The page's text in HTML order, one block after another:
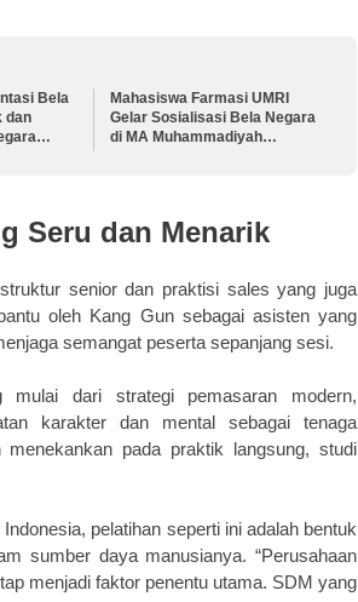
Bela
dan
Mahasiswa Farmasi UMRI
Gelar Sosialisasi Bela Negara
di MA Muhammadiyah
Seru dan Menarik
senior dan praktisi sales yang juga
oleh Kang Gun sebagai asisten yang
semangat peserta sepanjang sesi.
mulai dari strategi pemasaran modern,
karakter dan mental sebagai tenaga
menekankan pada praktik langsung, studi
pelatihan seperti ini adalah bentuk
sumber daya manusianya. “Perusahaan
menjadi faktor penentu utama. SDM yang